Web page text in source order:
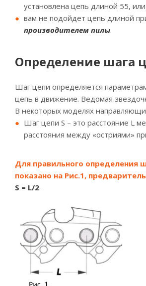
установлена цепь длиной 55,
вам не подойдет цепь длиной
производителем пилы.
Определение шага
Шаг цепи определяется
цепь в движение. Ведомая
В некоторых моделях
Шаг цепи S – это расстояние L
расстояния между «остриями»
Для правильного определения
показано на Рис.1,
S = L/2.